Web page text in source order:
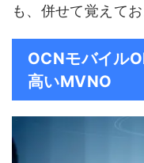
も、併せて覚えてお
OCNモバイル
高いMVNO